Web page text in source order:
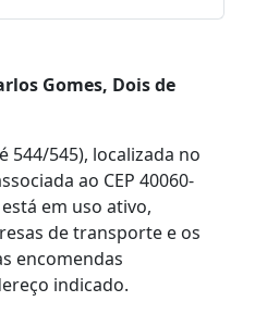
Gomes, Dois de
544/545), localizada no
ao CEP 40060-
em uso ativo,
de transporte e os
encomendas
indicado.